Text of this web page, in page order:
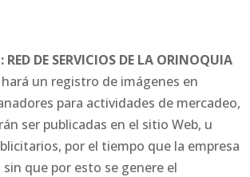
RED DE SERVICIOS DE LA ORINOQUIA
hará un registro de imágenes en
para actividades de mercadeo,
ser publicadas en el sitio Web, u
por el tiempo que la empresa
sin que por esto se genere el